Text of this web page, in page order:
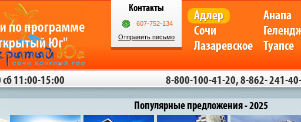
Контакты
607-752-134
Отправить письмо
Адлер
Анапа
Сочи
Лазаревское
Туапсе
11:00-15:00 8-800-100-41-20, 8-862- 241-
Популярные предложения - 2025